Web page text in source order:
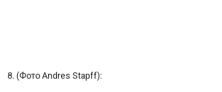
8. (Фото Andres Stapff):